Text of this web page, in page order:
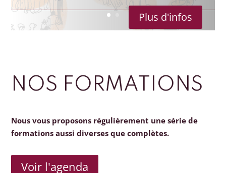
Plus d'infos
NOS FORMATIONS
Nous vous proposons régulièrement une série de
formations aussi diverses que complètes.
Voir l'agenda